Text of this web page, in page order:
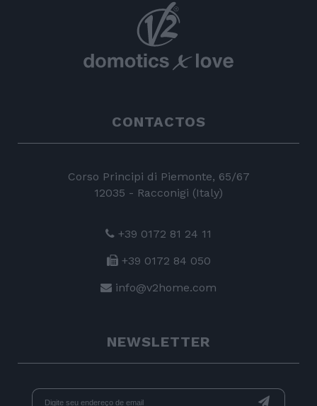
CONTACTOS
Corso Principi di Piemonte, 65/67
12035 - Racconigi (Italy)
+39 0172 81 24 11
+39 0172 84 050
info@v2home.com
NEWSLETTER